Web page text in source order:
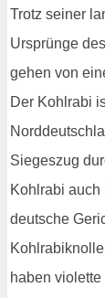
Trotz seiner
Ursprünge
gehen von
Der Kohlrabi
Siegeszug
Kohlrabi
deutsche
haben